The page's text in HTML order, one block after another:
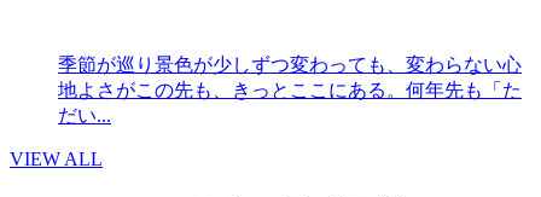
季節が巡り景色が少しずつ変わっても、変わらない心
地よさがこの先も、きっとここにある。何年先も「た
だい...
VIEW ALL